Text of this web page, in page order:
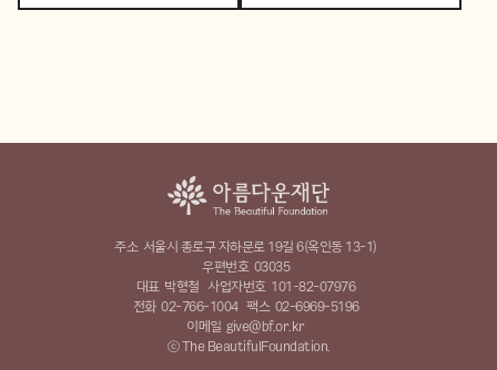
주소 서울시 종로구 자하문로 19길 6(옥인동 13-1)
우편번호 03035
대표 박형철 사업자번호 101-82-07976
전화 02-766-1004 팩스 02-6969-5196
이메일 give@bf.or.kr
ⓒ The BeautifulFoundation.